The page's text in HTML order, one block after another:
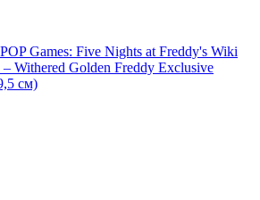
Games: Five Nights at Freddy's Wiki
Withered Golden Freddy Exclusive
см)